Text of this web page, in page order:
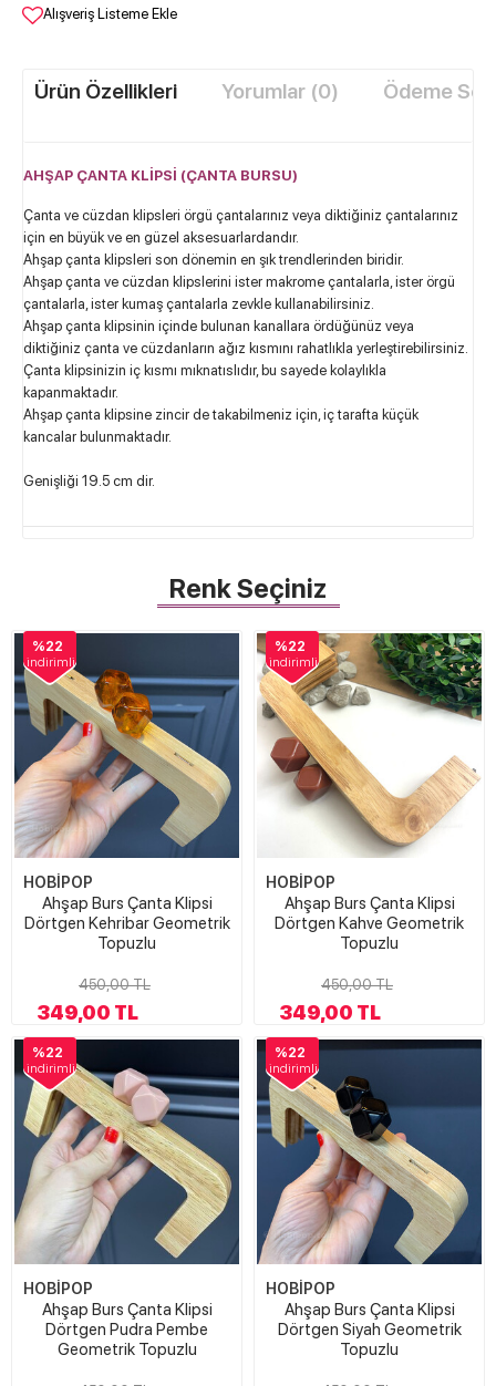
Alışveriş Listeme Ekle
Ürün Özellikleri Yorumlar (0) Ödeme
AHŞAP ÇANTA KLİPSİ (ÇANTA BURSU)
Çanta ve cüzdan klipsleri örgü çantalarınız veya diktiğiniz çantalarınız
için en büyük ve en güzel aksesuarlardandır.
Ahşap çanta klipsleri son dönemin en şık trendlerinden biridir.
Ahşap çanta ve cüzdan klipslerini ister makrome çantalarla, ister örgü
çantalarla, ister kumaş çantalarla zevkle kullanabilirsiniz.
Ahşap çanta klipsinin içinde bulunan kanallara ördüğünüz veya
diktiğiniz çanta ve cüzdanların ağız kısmını rahatlıkla yerleştirebilirsiniz.
Çanta klipsinizin iç kısmı mıknatıslıdır, bu sayede kolaylıkla
kapanmaktadır.
Ahşap çanta klipsine zincir de takabilmeniz için, iç tarafta küçük
kancalar bulunmaktadır.
Genişliği 19.5 cm dir.
Renk Seçiniz
%22
indirimli
HOBİPOP
Ahşap Burs Çanta Klipsi
Dörtgen Kehribar Geometrik
Topuzlu
450,00 TL
349,00 TL
%22
indirimli
HOBİPOP
Ahşap Burs Çanta Klipsi
Dörtgen Kahve Geometrik
Topuzlu
450,00 TL
349,00 TL
%22
indirimli
HOBİPOP
Ahşap Burs Çanta Klipsi
Dörtgen Pudra Pembe
Geometrik Topuzlu
%22
indirimli
HOBİPOP
Ahşap Burs Çanta Klipsi
Dörtgen Siyah Geometrik
Topuzlu